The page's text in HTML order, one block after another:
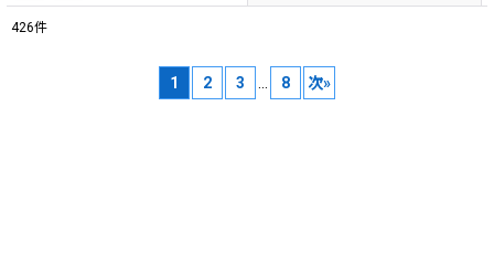
426件
1 2 3 8 次»